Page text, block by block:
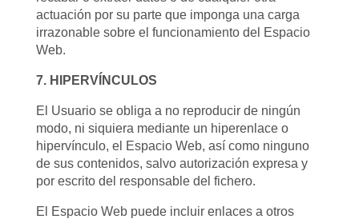
actuación por su parte que imponga una carga
irrazonable sobre el funcionamiento del Espacio
Web.
7. HIPERVÍNCULOS
El Usuario se obliga a no reproducir de ningún
modo, ni siquiera mediante un hiperenlace o
hipervínculo, el Espacio Web, así como ninguno
de sus contenidos, salvo autorización expresa y
por escrito del responsable del fichero.
El Espacio Web puede incluir enlaces a otros